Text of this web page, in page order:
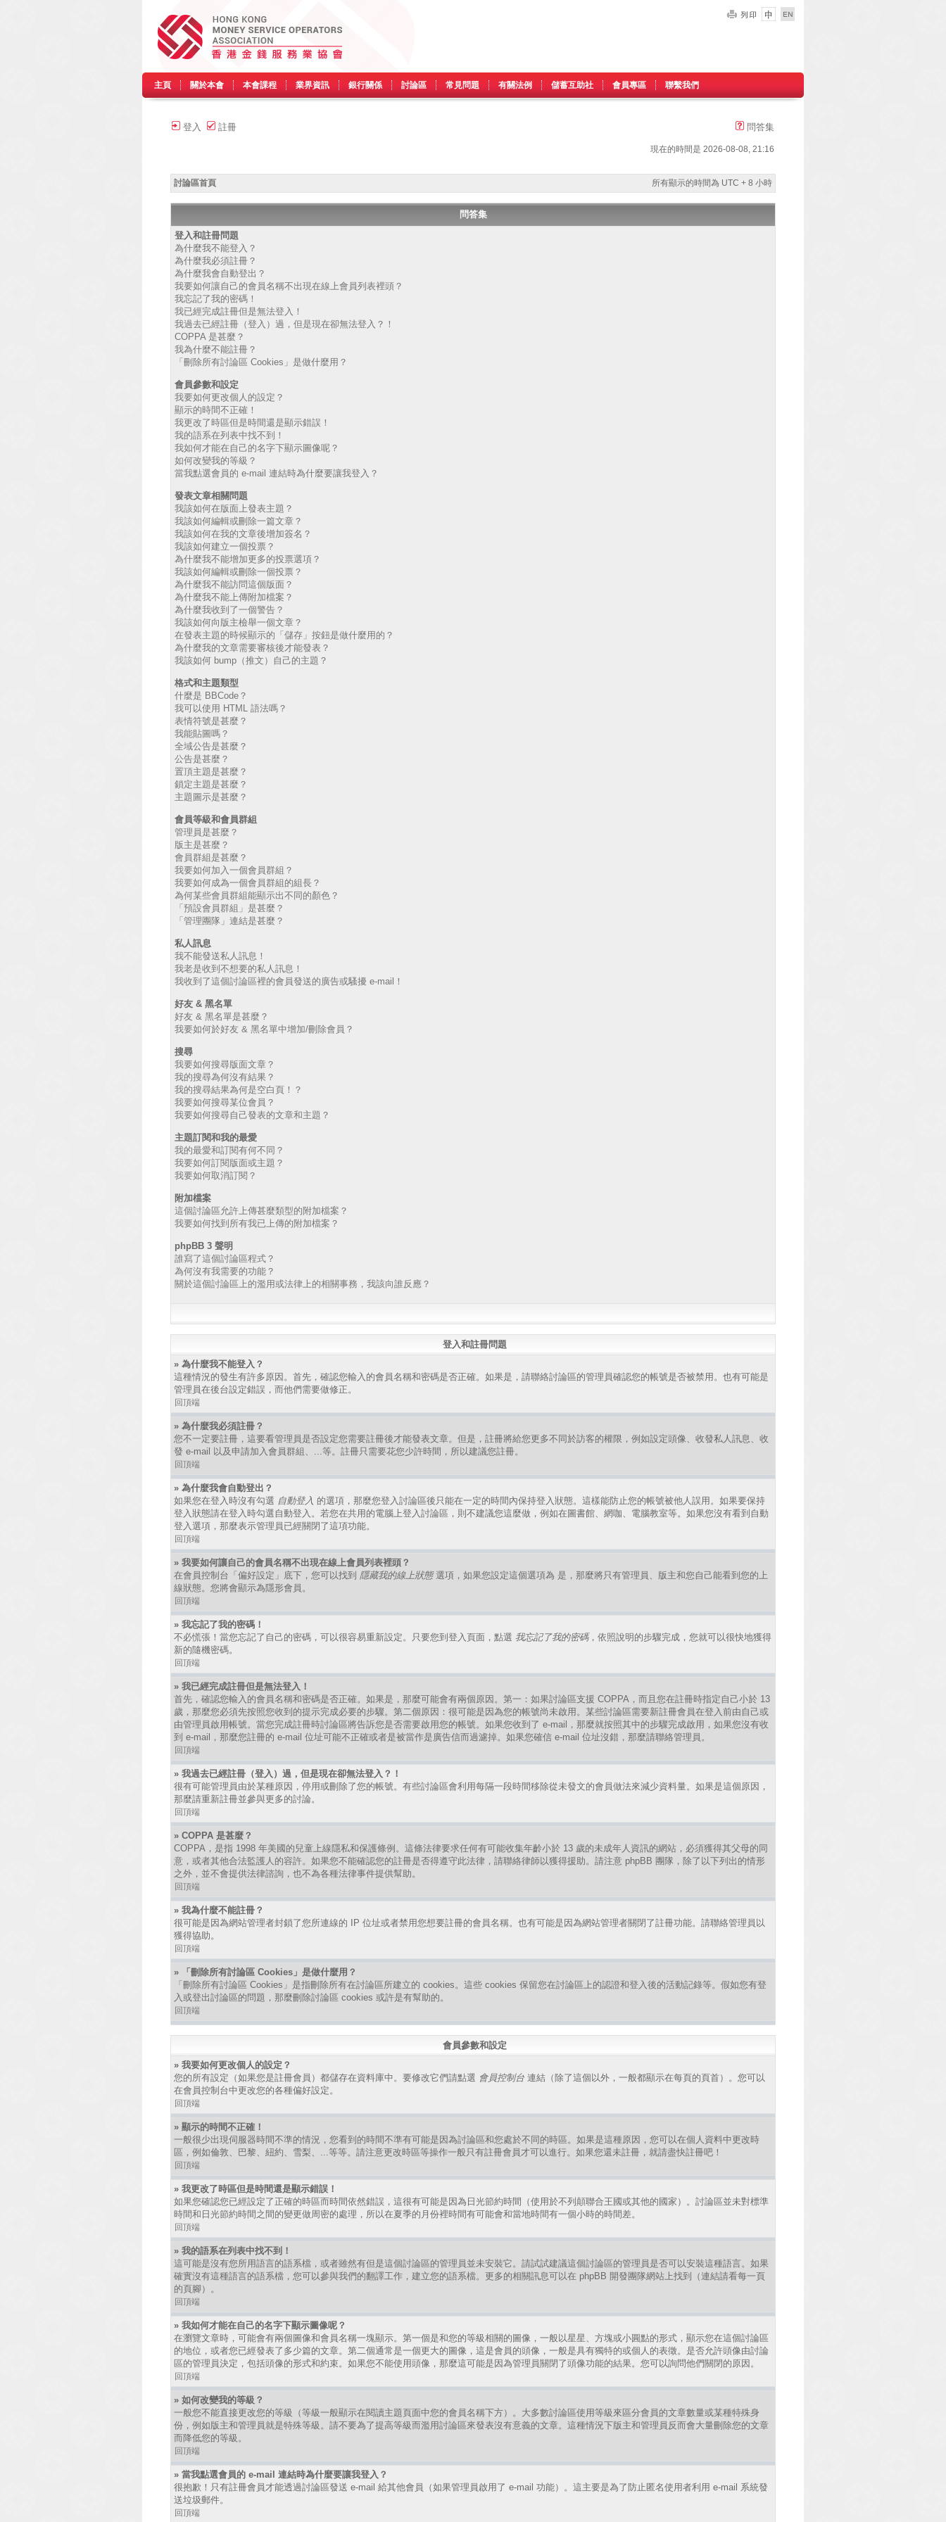
主頁 關於本會 本會課程 業界資訊 銀行關係 討論區 常見問題 有關法例 儲蓄互助社 會員專區 聯繫我們
登入 註冊 問答集
現在的時間是 2026-08-08, 21:16
討論區首頁 所有顯示的時間為 UTC + 8 小時
問答集
登入和註冊問題
為什麼我不能登入？
為什麼我必須註冊？
為什麼我會自動登出？
我要如何讓自己的會員名稱不出現在線上會員列表裡頭？
我忘記了我的密碼！
我已經完成註冊但是無法登入！
我過去已經註冊（登入）過，但是現在卻無法登入？！
COPPA 是甚麼？
我為什麼不能註冊？
「刪除所有討論區 Cookies」是做什麼用？
會員參數和設定
我要如何更改個人的設定？
顯示的時間不正確！
我更改了時區但是時間還是顯示錯誤！
我的語系在列表中找不到！
我如何才能在自己的名字下顯示圖像呢？
如何改變我的等級？
當我點選會員的 e-mail 連結時為什麼要讓我登入？
發表文章相關問題
我該如何在版面上發表主題？
我該如何編輯或刪除一篇文章？
我該如何在我的文章後增加簽名？
我該如何建立一個投票？
為什麼我不能增加更多的投票選項？
我該如何編輯或刪除一個投票？
為什麼我不能訪問這個版面？
為什麼我不能上傳附加檔案？
為什麼我收到了一個警告？
我該如何向版主檢舉一個文章？
在發表主題的時候顯示的「儲存」按鈕是做什麼用的？
為什麼我的文章需要審核後才能發表？
我該如何 bump（推文）自己的主題？
格式和主題類型
什麼是 BBCode？
我可以使用 HTML 語法嗎？
表情符號是甚麼？
我能貼圖嗎？
全域公告是甚麼？
公告是甚麼？
置頂主題是甚麼？
鎖定主題是甚麼？
主題圖示是甚麼？
會員等級和會員群組
管理員是甚麼？
版主是甚麼？
會員群組是甚麼？
我要如何加入一個會員群組？
我要如何成為一個會員群組的組長？
為何某些會員群組能顯示出不同的顏色？
「預設會員群組」是甚麼？
「管理團隊」連結是甚麼？
私人訊息
我不能發送私人訊息！
我老是收到不想要的私人訊息！
我收到了這個討論區裡的會員發送的廣告或騷擾 e-mail！
好友 & 黑名單
好友 & 黑名單是甚麼？
我要如何於好友 & 黑名單中增加/刪除會員？
搜尋
我要如何搜尋版面文章？
我的搜尋為何沒有結果？
我的搜尋結果為何是空白頁！？
我要如何搜尋某位會員？
我要如何搜尋自己發表的文章和主題？
主題訂閱和我的最愛
我的最愛和訂閱有何不同？
我要如何訂閱版面或主題？
我要如何取消訂閱？
附加檔案
這個討論區允許上傳甚麼類型的附加檔案？
我要如何找到所有我已上傳的附加檔案？
phpBB 3 聲明
誰寫了這個討論區程式？
為何沒有我需要的功能？
關於這個討論區上的濫用或法律上的相關事務，我該向誰反應？
登入和註冊問題
» 為什麼我不能登入？
這種情況的發生有許多原因。首先，確認您輸入的會員名稱和密碼是否正確。如果是，請聯絡討論區的管理員確認您的帳號是否被禁用。也有可能是
管理員在後台設定錯誤，而他們需要做修正。
回頂端
» 為什麼我必須註冊？
您不一定要註冊，這要看管理員是否設定您需要註冊後才能發表文章。但是，註冊將給您更多不同於訪客的權限，例如設定頭像、收發私人訊息、收
發 e-mail 以及申請加入會員群組、...等。註冊只需要花您少許時間，所以建議您註冊。
回頂端
» 為什麼我會自動登出？
如果您在登入時沒有勾選 自動登入 的選項，那麼您登入討論區後只能在一定的時間內保持登入狀態。這樣能防止您的帳號被他人誤用。如果要保持
登入狀態請在登入時勾選自動登入。若您在共用的電腦上登入討論區，則不建議您這麼做，例如在圖書館、網咖、電腦教室等。如果您沒有看到自動
登入選項，那麼表示管理員已經關閉了這項功能。
回頂端
» 我要如何讓自己的會員名稱不出現在線上會員列表裡頭？
在會員控制台「偏好設定」底下，您可以找到 隱藏我的線上狀態選項，如果您設定這個選項為 是 ，那麼將只有管理員、版主和您自己能看到您的上
線狀態。您將會顯示為隱形會員。
回頂端
» 我忘記了我的密碼！
不必慌張！當您忘記了自己的密碼，可以很容易重新設定。只要您到登入頁面，點選 我忘記了我的密碼，依照說明的步驟完成，您就可以很快地獲得
新的隨機密碼。
回頂端
» 我已經完成註冊但是無法登入！
首先，確認您輸入的會員名稱和密碼是否正確。如果是，那麼可能會有兩個原因。第一：如果討論區支援 COPPA，而且您在註冊時指定自己小於 13
歲，那麼您必須先按照您收到的提示完成必要的步驟。第二個原因：很可能是因為您的帳號尚未啟用。某些討論區需要新註冊會員在登入前由自己或
由管理員啟用帳號。當您完成註冊時討論區將告訴您是否需要啟用您的帳號。如果您收到了 e-mail，那麼就按照其中的步驟完成啟用，如果您沒有收
到 e-mail，那麼您註冊的 e-mail 位址可能不正確或者是被當作是廣告信而過濾掉。如果您確信 e-mail 位址沒錯，那麼請聯絡管理員。
回頂端
» 我過去已經註冊（登入）過，但是現在卻無法登入？！
很有可能管理員由於某種原因，停用或刪除了您的帳號。有些討論區會利用每隔一段時間移除從未發文的會員做法來減少資料量。如果是這個原因，
那麼請重新註冊並參與更多的討論。
回頂端
» COPPA 是甚麼？
COPPA，是指 1998 年美國的兒童上線隱私和保護條例。這條法律要求任何有可能收集年齡小於 13 歲的未成年人資訊的網站，必須獲得其父母的同
意，或者其他合法監護人的容許。如果您不能確認您的註冊是否得遵守此法律，請聯絡律師以獲得援助。請注意 phpBB 團隊，除了以下列出的情形
之外，並不會提供法律諮詢，也不為各種法律事件提供幫助。
回頂端
» 我為什麼不能註冊？
很可能是因為網站管理者封鎖了您所連線的 IP 位址或者禁用您想要註冊的會員名稱。也有可能是因為網站管理者關閉了註冊功能。請聯絡管理員以
獲得協助。
回頂端
» 「刪除所有討論區 Cookies」是做什麼用？
「刪除所有討論區 Cookies」是指刪除所有在討論區所建立的 cookies。這些 cookies 保留您在討論區上的認證和登入後的活動記錄等。假如您有登
入或登出討論區的問題，那麼刪除討論區 cookies 或許是有幫助的。
回頂端
會員參數和設定
» 我要如何更改個人的設定？
您的所有設定（如果您是註冊會員）都儲存在資料庫中。要修改它們請點選 會員控制台 連結（除了這個以外，一般都顯示在每頁的頁首）。您可以
在會員控制台中更改您的各種偏好設定。
回頂端
» 顯示的時間不正確！
一般很少出現伺服器時間不準的情況，您看到的時間不準有可能是因為討論區和您處於不同的時區。如果是這種原因，您可以在個人資料中更改時
區，例如倫敦、巴黎、紐約、雪梨、...等等。請注意更改時區等操作一般只有註冊會員才可以進行。如果您還未註冊，就請盡快註冊吧！
回頂端
» 我更改了時區但是時間還是顯示錯誤！
如果您確認您已經設定了正確的時區而時間依然錯誤，這很有可能是因為日光節約時間（使用於不列顛聯合王國或其他的國家）。討論區並未對標準
時間和日光節約時間之間的變更做周密的處理，所以在夏季的月份裡時間有可能會和當地時間有一個小時的時間差。
回頂端
» 我的語系在列表中找不到！
這可能是沒有您所用語言的語系檔，或者雖然有但是這個討論區的管理員並未安裝它。請試試建議這個討論區的管理員是否可以安裝這種語言。如果
確實沒有這種語言的語系檔，您可以參與我們的翻譯工作，建立您的語系檔。更多的相關訊息可以在 phpBB 開發團隊網站上找到（連結請看每一頁
的頁腳）。
回頂端
» 我如何才能在自己的名字下顯示圖像呢？
在瀏覽文章時，可能會有兩個圖像和會員名稱一塊顯示。第一個是和您的等級相關的圖像，一般以星星、方塊或小圓點的形式，顯示您在這個討論區
的地位，或者您已經發表了多少篇的文章。第二個通常是一個更大的圖像，這是會員的頭像，一般是具有獨特的或個人的表徵。是否允許頭像由討論
區的管理員決定，包括頭像的形式和約束。如果您不能使用頭像，那麼這可能是因為管理員關閉了頭像功能的結果。您可以詢問他們關閉的原因。
回頂端
» 如何改變我的等級？
一般您不能直接更改您的等級（等級一般顯示在閱讀主題頁面中您的會員名稱下方）。大多數討論區使用等級來區分會員的文章數量或某種特殊身
份，例如版主和管理員就是特殊等級。請不要為了提高等級而濫用討論區來發表沒有意義的文章。這種情況下版主和管理員反而會大量刪除您的文章
而降低您的等級。
回頂端
» 當我點選會員的 e-mail 連結時為什麼要讓我登入？
很抱歉！只有註冊會員才能透過討論區發送 e-mail 給其他會員（如果管理員啟用了 e-mail 功能）。這主要是為了防止匿名使用者利用 e-mail 系統發
送垃圾郵件。
回頂端